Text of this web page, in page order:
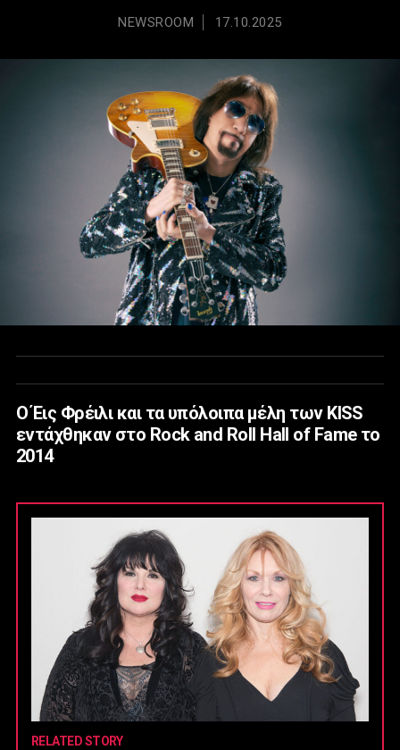
NEWSROOM 17.10.2025
Ο Έις Φρέιλι και τα υπόλοιπα μέλη των KISS
εντάχθηκαν στο Rock and Roll Hall of Fame το
2014
RELATED STORY